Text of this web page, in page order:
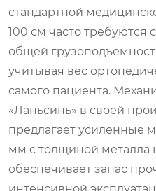
стандартной
100 см часто
общей
учитывая вес
самого пациента.
«Ланьсинь» в своей
предлагает усиленные
мм с толщиной металла
обеспечивает запас
интенсивной